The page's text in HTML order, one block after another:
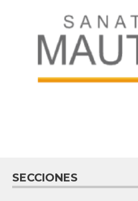
SECCIONES